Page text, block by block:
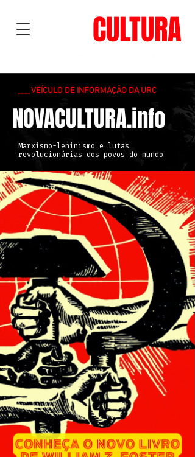
CULTURA
___ VEÍCULO DE INFORMAÇÃO DA URC
NOVACULTURA.info
Marxismo-leninismo e lutas
revolucionárias dos povos do mundo